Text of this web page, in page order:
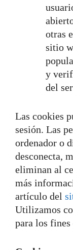
otras
sitio
y
del
Las cookies
sesión. Las
ordenador o
desconecta,
eliminan al
más
artículo del
Utilizamos
para los fines